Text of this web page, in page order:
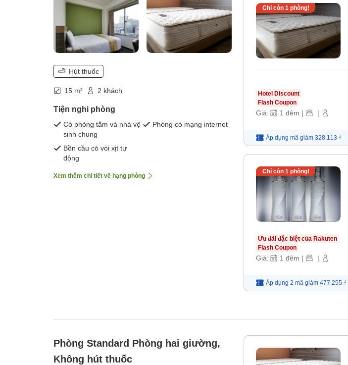
Hút thuốc
15 m² 2 khách
Tiện nghi phòng
Có phòng tắm và nhà vệ
sinh chung
Phòng có mạng internet
Bồn cầu có vòi xịt tự
động
Xem thêm chi tiết về hạng phòng
Chỉ còn 1 phòng!
Hotel Discount
Flash Coupon
Giá: 1 đêm | |
Áp dụng mã giảm 328.113 ₫
Chỉ còn 1 phòng!
Ưu đãi đặc biệt của Rakuten
Flash Coupon
Giá: 1 đêm | |
Áp dụng 2 mã giảm 477.255 ₫
Phòng Standard Phòng hai giường,
Không hút thuốc